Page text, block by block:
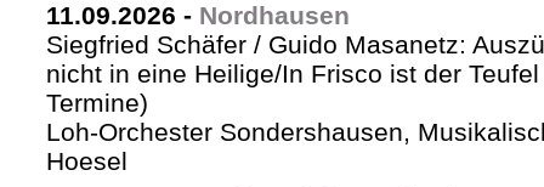
11.09.2026 - Nordhausen
Siegfried Schäfer / Guido Masanetz:
nicht in eine Heilige/In Frisco ist der
Termine)
Loh-Orchester Sondershausen,
Hoesel